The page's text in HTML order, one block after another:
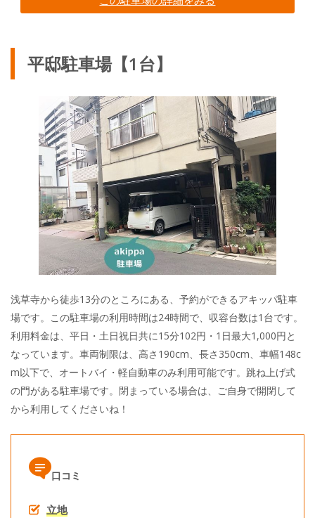
平邸駐車場【1台】
浅草寺から徒歩13分のところにある、予約ができるアキッパ駐車
場です。この駐車場の利用時間は24時間で、収容台数は1台です。
利用料金は、平日・土日祝日共に15分102円・1日最大1,000円と
なっています。車両制限は、高さ190cm、長さ350cm、車幅148c
m以下で、オートバイ・軽自動車のみ利用可能です。跳ね上げ式
の門がある駐車場です。閉まっている場合は、ご自身で開閉して
から利用してくださいね！
口コミ
立地